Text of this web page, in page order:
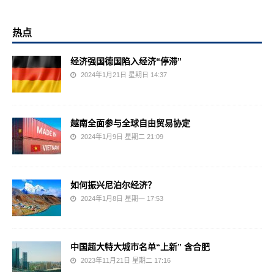
热点
经济强国德国陷入经济“停滞”
2024年1月21日 星期日 14:37
越南全面参与全球自由贸易协定
2024年1月9日 星期二 21:09
如何振兴尼泊尔经济？
2024年1月8日 星期一 17:53
中国超大特大城市名单“上新” 含合肥
2023年11月21日 星期二 17:16